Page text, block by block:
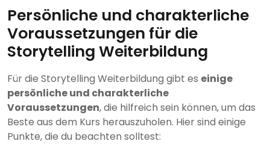
Persönliche und charakterliche
Voraussetzungen für die
Storytelling Weiterbildung
Für die Storytelling Weiterbildung gibt es einige
persönliche und charakterliche
Voraussetzungen, die hilfreich sein können, um das
Beste aus dem Kurs herauszuholen. Hier sind einige
Punkte, die du beachten solltest: